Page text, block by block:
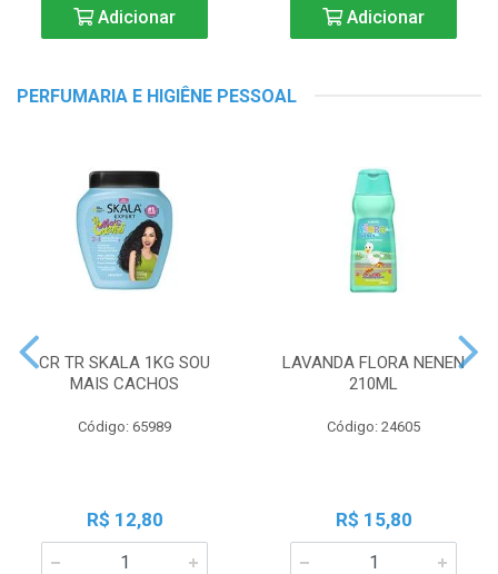
Adicionar Adicionar
PERFUMARIA E HIGIÊNE PESSOAL
CR TR SKALA 1KG SOU
MAIS CACHOS
Código: 65989
R$ 12,80
LAVANDA FLORA NENEN
210ML
Código: 24605
R$ 15,80